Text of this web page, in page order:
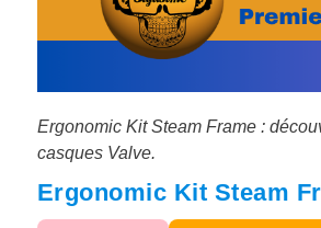
Ergonomic Kit Steam Frame :
casques Valve.
Ergonomic Kit Steam